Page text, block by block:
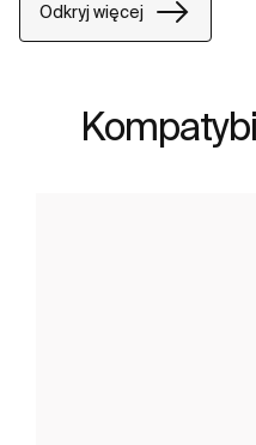
Odkryj więcej